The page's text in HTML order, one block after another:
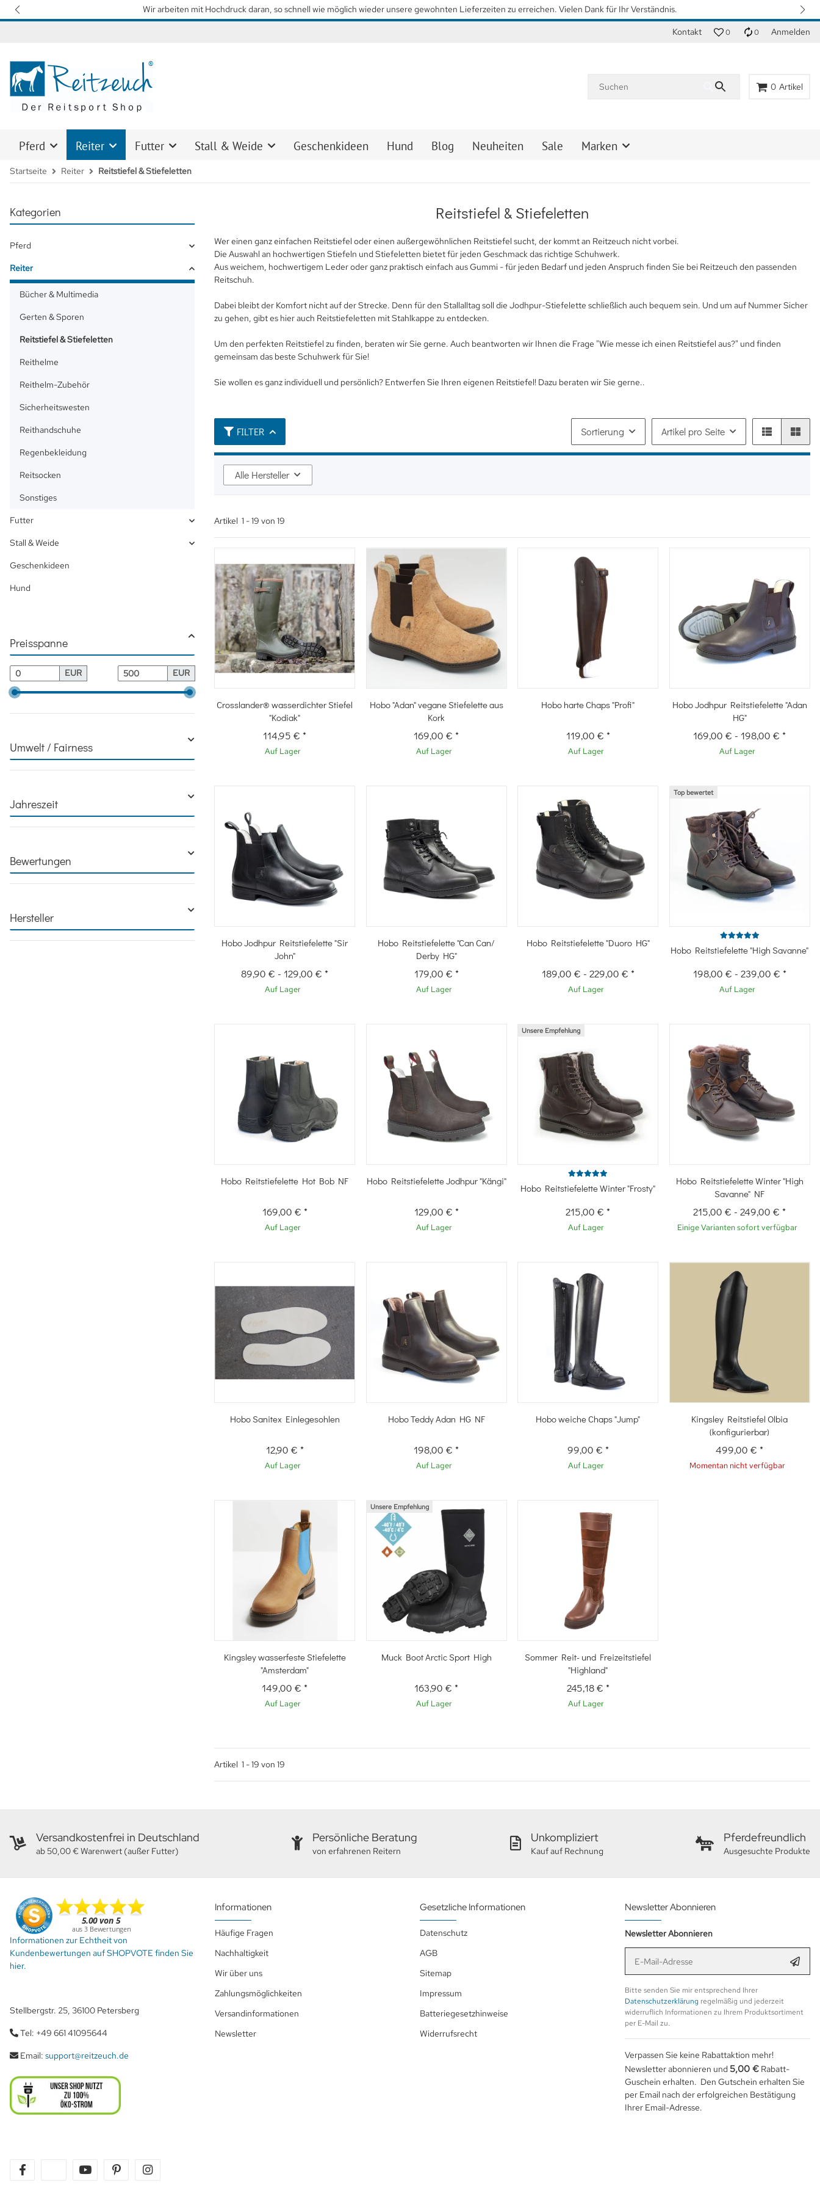
Wir arbeiten mit Hochdruck daran, so schnell wie möglich wieder unsere gewohnten Lieferzeiten zu erreichen. Vielen Dank für Ihr Verständnis.
Kontakt 0 0 Anmelden
0 Artikel
Pferd Reiter Futter Stall & Weide Geschenkideen Hund Blog Neuheiten Sale Marken
Startseite Reiter Reitstiefel & Stiefeletten
Reitstiefel & Stiefeletten
Wer einen ganz einfachen Reitstiefel oder einen außergewöhnlichen Reitstiefel sucht, der kommt an Reitzeuch nicht vorbei.
Die Auswahl an hochwertigen Stiefeln und Stiefeletten bietet für jeden Geschmack das richtige Schuhwerk.
Aus weichem, hochwertigem Leder oder ganz praktisch einfach aus Gummi - für jeden Bedarf und jeden Anspruch finden Sie bei Reitzeuch den passenden
Reitschuh.
Dabei bleibt der Komfort nicht auf der Strecke. Denn für den Stallalltag soll die Jodhpur-Stiefelette schließlich auch bequem sein. Und um auf Nummer Sicher
zu gehen, gibt es hier auch Reitstiefeletten mit Stahlkappe zu entdecken.
Um den perfekten Reitstiefel zu finden, beraten wir Sie gerne. Auch beantworten wir Ihnen die Frage "Wie messe ich einen Reitstiefel aus?" und finden
gemeinsam das beste Schuhwerk für Sie!
Sie wollen es ganz individuell und persönlich? Entwerfen Sie Ihren eigenen Reitstiefel! Dazu beraten wir Sie gerne..
FILTER Sortierung Artikel pro Seite
Alle Hersteller
Artikel 1 -19 von 19
Schnellkauf
Crosslander® wasserdichter Stiefel
"Kodiak"
114,95 €*
Auf Lager
Schnellkauf
Hobo "Adan" vegane Stiefelette aus
Kork
169,00 €*
Auf Lager
Schnellkauf
Hobo harte Chaps "Profi"
119,00 € *
Auf Lager
Schnellkauf
Hobo Jodhpur Reitstiefelette "Adan
HG"
169,00 € - 198,00 €*
Auf Lager
Schnellkauf
Hobo Jodhpur Reitstiefelette "Sir
John"
89,90 € - 129,00 €*
Auf Lager
Schnellkauf
Hobo Reitstiefelette "Can Can/
Derby HG"
179,00 € *
Auf Lager
Schnellkauf
Hobo Reitstiefelette "Duoro HG"
189,00 € - 229,00 € *
Auf Lager
Top bewertet
Schnellkauf
Hobo Reitstiefelette "High Savanne"
198,00 € - 239,00 € *
Auf Lager
Schnellkauf
Hobo Reitstiefelette Hot Bob NF
169,00 € *
Auf Lager
Schnellkauf
Hobo Reitstiefelette Jodhpur "Kängi"
129,00 € *
Auf Lager
Unsere Empfehlung
Schnellkauf
Hobo Reitstiefelette Winter "Frosty"
215,00 €*
Auf Lager
Schnellkauf
Hobo Reitstiefelette Winter "High
Savanne" NF
215,00 € -249,00 €*
Einige Varianten sofort verfügbar
Schnellkauf
Hobo Sanitex Einlegesohlen
12,90 € *
Auf Lager
Schnellkauf
Hobo Teddy Adan HG NF
198,00 €*
Auf Lager
Schnellkauf
Hobo weiche Chaps "Jump"
99,00 € *
Auf Lager
Schnellkauf
Kingsley Reitstiefel Olbia
(konfigurierbar)
499,00 €*
Momentan nicht verfügbar
Schnellkauf
Kingsley wasserfeste Stiefelette
"Amsterdam"
149,00 €*
Auf Lager
Unsere Empfehlung
Schnellkauf
Muck Boot Arctic Sport High
163,90 €*
Auf Lager
Schnellkauf
Sommer Reit- und Freizeitstiefel
"Highland"
245,18 € *
Auf Lager
Artikel 1 -19 von 19
Kategorien
Pferd
Reiter
Bücher & Multimedia
Gerten & Sporen
Reitstiefel & Stiefeletten
Reithelme
Reithelm-Zubehör
Sicherheitswesten
Reithandschuhe
Regenbekleidung
Reitsocken
Sonstiges
Futter
Stall & Weide
Geschenkideen
Hund
Preisspanne
EUR EUR
Umwelt / Fairness
Jahreszeit
Bewertungen
Hersteller
Versandkostenfrei in Deutschland
ab 50,00 € Warenwert (außer Futter)
Persönliche Beratung
von erfahrenen Reitern
Unkompliziert
Kauf auf Rechnung
Pferdefreundlich
Ausgesuchte Produkte
Informationen zur Echtheit von
Kundenbewertungen auf SHOPVOTE finden Sie
hier.
Stellbergstr. 25, 36100 Petersberg
Tel: +49 661 41095644
Email: support@reitzeuch.de
twitter youtube pinterest
Informationen
Häufige Fragen
Nachhaltigkeit
Wir über uns
Zahlungsmöglichkeiten
Versandinformationen
Newsletter
Gesetzliche Informationen
Datenschutz
AGB
Sitemap
Impressum
Batteriegesetzhinweise
Widerrufsrecht
Newsletter Abonnieren
Newsletter Abonnieren
Bitte senden Sie mir entsprechend Ihrer
Datenschutzerklärung regelmäßig und jederzeit
widerruflich Informationen zu Ihrem Produktsortiment
per E-Mail zu.
Verpassen Sie keine Rabattaktion mehr!
Newsletter abonnieren und 5,00 € Rabatt-
Guschein erhalten. Den Gutschein erhalten Sie
per Email nach der erfolgreichen Bestätigung
Ihrer Email-Adresse.